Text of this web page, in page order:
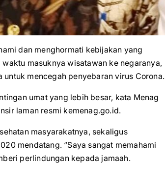
dan menghormati kebijakan yang
masuknya wisatawan ke negaranya,
mencegah penyebaran virus Corona.
umat yang lebih besar, kata Menag
laman resmi kemenag.go.id.
masyarakatnya, sekaligus
mendatang. “Saya sangat memahami
perlindungan kepada jamaah.